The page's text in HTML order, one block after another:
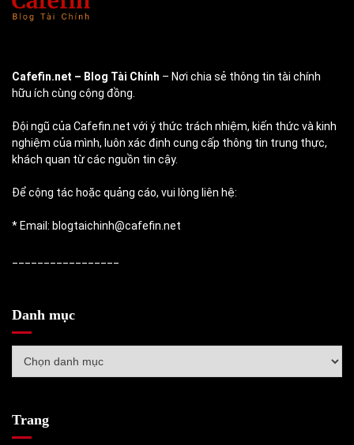
Cafefin.net – Blog Tài Chính – Nơi chia sẻ thông tin tài chính
hữu ích cùng cộng đồng.
Đội ngũ của Cafefin.net với ý thức trách nhiệm, kiến thức và kinh
nghiệm của mình, luôn xác định cung cấp thông tin trung thực,
khách quan từ các nguồn tin cậy.
Để cộng tác hoặc quảng cáo, vui lòng liên hệ:
* Email: blogtaichinh@cafefin.net
Danh mục
mục
Trang